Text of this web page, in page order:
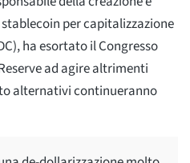
per capitalizzazione
ha esortato il Congresso
ad agire altrimenti
alternativi continueranno